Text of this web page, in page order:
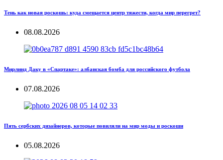
Тень как новая роскошь: куда смещается центр тяжести, когда мир перегрет?
08.08.2026
Мирлинд Даку в «Спартаке»: албанская бомба для российского футбола
07.08.2026
Пять сербских дизайнеров, которые повиляли на мир моды и роскоши
05.08.2026